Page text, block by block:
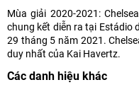
Mùa giải 2020-2021:
chung kết diễn ra tại Estádio
29 tháng 5 năm 2021.
duy nhất của Kai Havertz.
Các danh hiệu khác